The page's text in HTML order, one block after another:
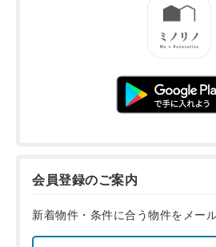
会員登録のご案内
新着物件・条件に合う物件をメー